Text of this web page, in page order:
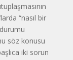
“nasıl bir
söz konusu
iki sorun